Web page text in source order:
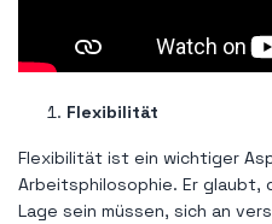
Flexibilität
Flexibilität ist ein wichtiger
Arbeitsphilosophie. Er glaubt,
Lage sein müssen, sich an